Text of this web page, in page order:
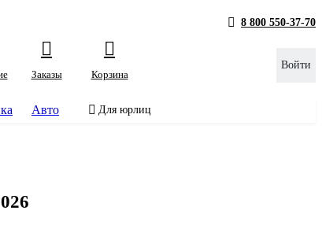
8 800 550-37-70
Заказы Корзина
Войти
Авто Для юрлиц